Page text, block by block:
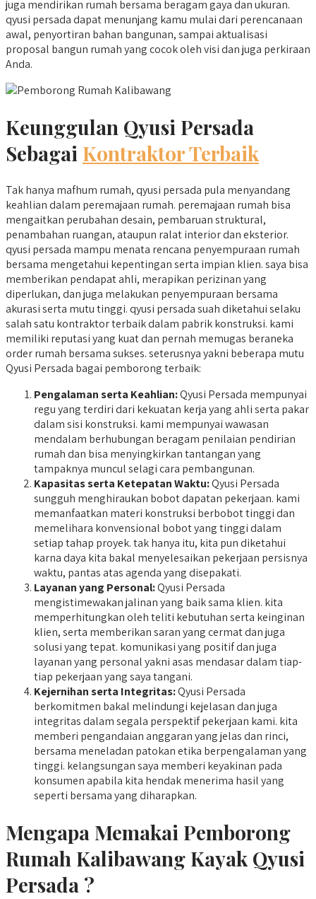
juga mendirikan rumah bersama beragam gaya dan ukuran.
qyusi persada dapat menunjang kamu mulai dari perencanaan
awal, penyortiran bahan bangunan, sampai aktualisasi
proposal bangun rumah yang cocok oleh visi dan juga perkiraan
Anda.
Keunggulan Qyusi Persada
Sebagai Kontraktor Terbaik
Tak hanya mafhum rumah, qyusi persada pula menyandang
keahlian dalam peremajaan rumah. peremajaan rumah bisa
mengaitkan perubahan desain, pembaruan struktural,
penambahan ruangan, ataupun ralat interior dan eksterior.
qyusi persada mampu menata rencana penyempuraan rumah
bersama mengetahui kepentingan serta impian klien. saya bisa
memberikan pendapat ahli, merapikan perizinan yang
diperlukan, dan juga melakukan penyempuraan bersama
akurasi serta mutu tinggi. qyusi persada suah diketahui selaku
salah satu kontraktor terbaik dalam pabrik konstruksi. kami
memiliki reputasi yang kuat dan pernah memugas beraneka
order rumah bersama sukses. seterusnya yakni beberapa mutu
Qyusi Persada bagai pemborong terbaik:
Pengalaman serta Keahlian:Qyusi Persada mempunyai
regu yang terdiri dari kekuatan kerja yang ahli serta pakar
dalam sisi konstruksi. kami mempunyai wawasan
mendalam berhubungan beragam penilaian pendirian
rumah dan bisa menyingkirkan tantangan yang
tampaknya muncul selagi cara pembangunan.
Kapasitas serta Ketepatan Waktu:Qyusi Persada
sungguh menghiraukan bobot dapatan pekerjaan. kami
memanfaatkan materi konstruksi berbobot tinggi dan
memelihara konvensional bobot yang tinggi dalam
setiap tahap proyek. tak hanya itu, kita pun diketahui
karna daya kita bakal menyelesaikan pekerjaan persisnya
waktu, pantas atas agenda yang disepakati.
Layanan yang Personal:Qyusi Persada
mengistimewakan jalinan yang baik sama klien. kita
memperhitungkan oleh teliti kebutuhan serta keinginan
klien, serta memberikan saran yang cermat dan juga
solusi yang tepat. komunikasi yang positif dan juga
layanan yang personal yakni asas mendasar dalam tiap-
tiap pekerjaan yang saya tangani.
Kejernihan serta Integritas:Qyusi Persada
berkomitmen bakal melindungi kejelasan dan juga
integritas dalam segala perspektif pekerjaan kami. kita
memberi pengandaian anggaran yang jelas dan rinci,
bersama meneladan patokan etika berpengalaman yang
tinggi. kelangsungan saya memberi keyakinan pada
konsumen apabila kita hendak menerima hasil yang
seperti bersama yang diharapkan.
Mengapa Memakai Pemborong
Rumah Kalibawang Kayak Qyusi
Persada ?